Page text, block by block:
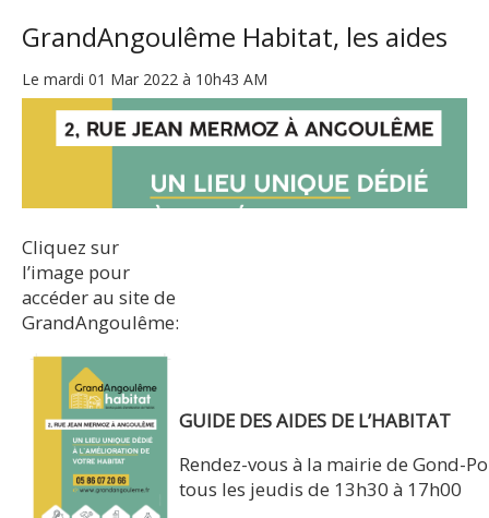
GrandAngoulême Habitat, les aides
Le mardi 01 Mar 2022 à 10h43 AM
Cliquez sur
l’image pour
accéder au site de
GrandAngoulême:
GUIDE DES AIDES DE L’HABITAT
Rendez-vous à la mairie de Gond-
tous les jeudis de 13h30 à 17h00